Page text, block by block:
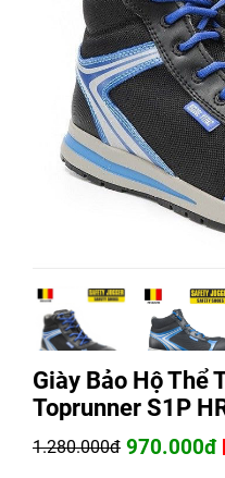
Giày Bảo Hộ Thể
Toprunner S1P
1.280.000đ 970.000đ